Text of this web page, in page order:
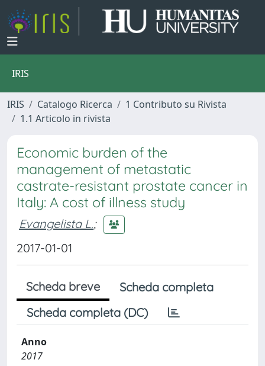
IRIS
IRIS Catalogo Ricerca
1 Contributo su Rivista
1.1 Articolo in rivista
Economic burden of the
management of metastatic
castrate-resistant prostate cancer in
Italy: A cost of illness study
Evangelista L.;
2017-01-01
Scheda breve
Scheda completa
Scheda completa (DC)
Anno
2017